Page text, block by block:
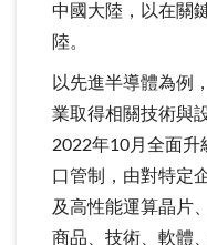
中國大陸，以在關
陸。
以先進半導體為例
業取得相關技術與
2022年10月全面升
口管制，由對特定
及高性能運算晶片
商品、技術、軟體